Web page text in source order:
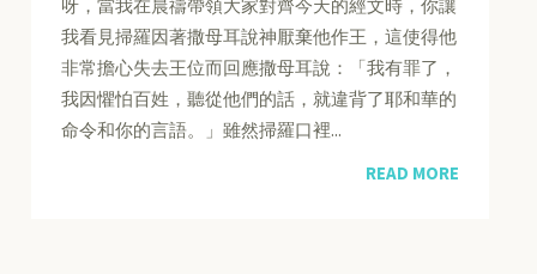
呀，當我在晨禱帶領大家對齊今天的經文時，你讓
我看見掃羅因著撒母耳說神厭棄他作王，這使得他
非常擔心失去王位而回應撒母耳說：「我有罪了，
我因懼怕百姓，聽從他們的話，就違背了耶和華的
命令和你的言語。」雖然掃羅口裡...
READ MORE